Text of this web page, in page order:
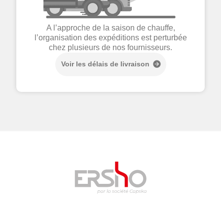
A l’approche de la saison de chauffe,
l’organisation des expéditions est perturbée
chez plusieurs de nos fournisseurs.
Voir les délais de livraison